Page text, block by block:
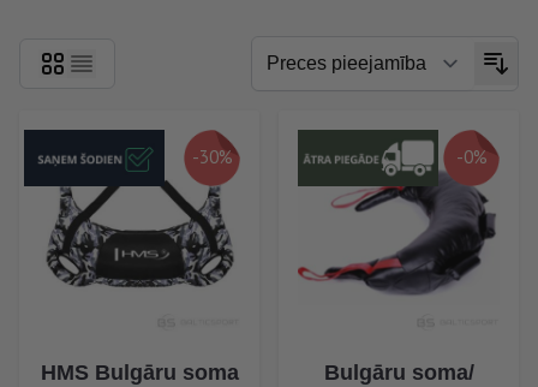
-30%
HMS Bulgāru soma
-0%
Bulgāru soma/